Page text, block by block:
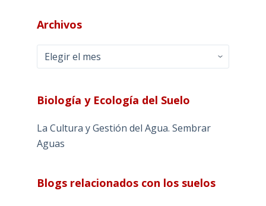
Archivos
Archivos
Biología y Ecología del Suelo
La Cultura y Gestión del Agua. Sembrar
Aguas
Blogs relacionados con los suelos